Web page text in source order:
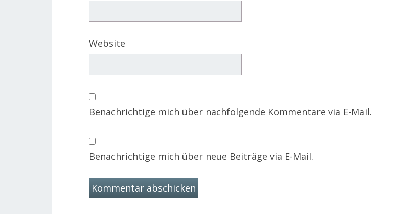
Website
Benachrichtige mich über nachfolgende Kommentare via E-Mail.
Benachrichtige mich über neue Beiträge via E-Mail.